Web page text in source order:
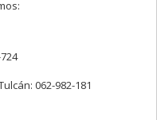
062-982-181